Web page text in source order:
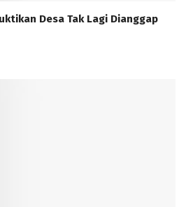
Desa Tak Lagi Dianggap